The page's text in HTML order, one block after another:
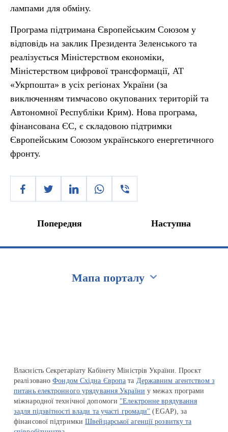
лампами для обміну.
Програма підтримана Європейським Союзом у
відповідь на заклик Президента Зеленського та
реалізується Міністерством економіки,
Міністерством цифрової трансформації, АТ
«Укрпошта» в усіх регіонах України (за
виключенням тимчасово окупованих територій та
Автономної Республіки Крим). Нова програма,
фінансована ЄС, є складовою підтримки
Європейським Союзом українського енергетичного
фронту.
Попередня Наступна
Мапа порталу
Власність Секретаріату Кабінету Міністрів України. Проєкт
реалізованоФондом Східна Європа та Державним агентством з
питань електронного урядування України у межах програми
міжнародної технічної допомоги "Електронне врядування
задля підзвітності влади та участі громади" (EGAP), за
фінансової підтримкиШвейцарської агенції розвитку та